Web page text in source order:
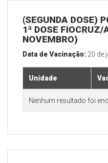
(SEGUNDA DOSE)
1ª DOSE
NOVEMBRO)
Data de Vacinação: 20 de
Unidade
Nenhum resultado foi